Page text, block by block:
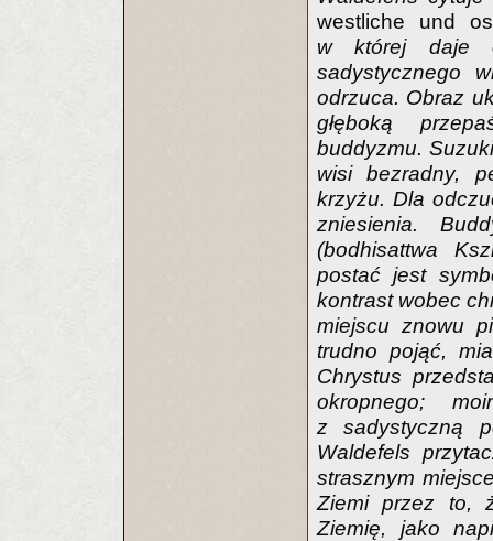
westliche und
w której daje
sadystycznego
odrzuca. Obraz
głęboką
buddyzmu.
wisi bezradny,
krzyżu. Dla
zniesienia.
(bodhisattwa
postać jest
kontrast wobec
miejscu znowu
trudno pojąć,
Chrystus
okropnego;
z sadystyczną
Waldefels
strasznym
Ziemi przez to,
Ziemię, jako